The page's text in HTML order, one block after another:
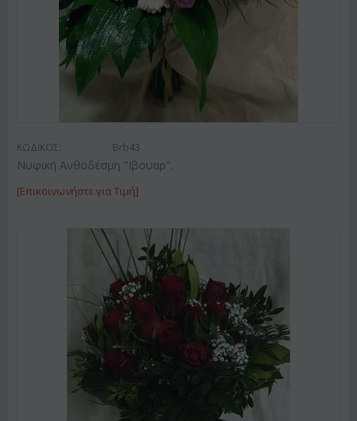
ΚΩΔΙΚΟΣ: Brb43
Νυφική Ανθοδέσμη "Ιβουαρ".
[Επικοινωνήστε για Τιμή]